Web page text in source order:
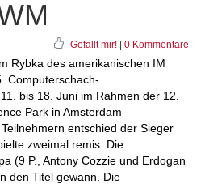
Gefällt mir! 0 Kommentare
Rybka des amerikanischen IM
Computerschach-
bis 18. Juni im Rahmen der 12.
Park in Amsterdam
entschied der Sieger
zweimal remis. Die
(9 P., Antony Cozzie und Erdogan
den Titel gewann. Die